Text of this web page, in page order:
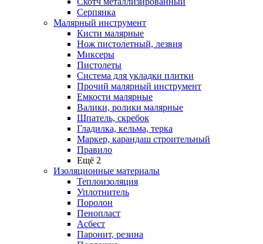
Серпянка
Малярный инструмент
Кисти малярные
Нож пистолетный, лезвия
Миксеры
Пистолеты
Система для укладки плитки
Прочий малярный инструмент
Емкости малярные
Валики, ролики малярные
Шпатель, скребок
Гладилка, кельма, терка
Маркер, карандаш строительный
Правило
Ещё 2
Изоляционные материалы
Теплоизоляция
Уплотнитель
Поролон
Пенопласт
Асбест
Паронит, резина